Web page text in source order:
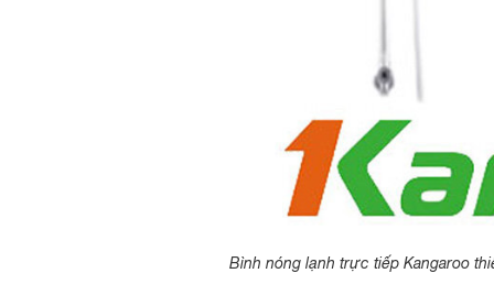
Bình nóng lạnh trực tiếp Kangaroo